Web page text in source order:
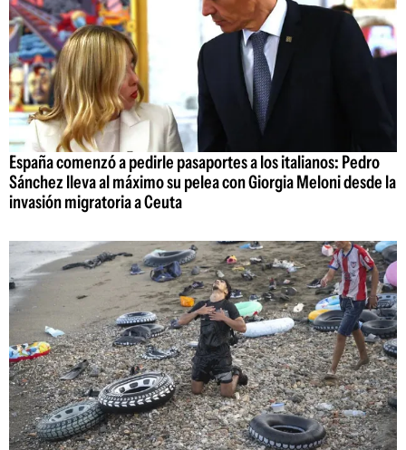
España comenzó a pedirle pasaportes a los italianos: Pedro
Sánchez lleva al máximo su pelea con Giorgia Meloni desde la
invasión migratoria a Ceuta